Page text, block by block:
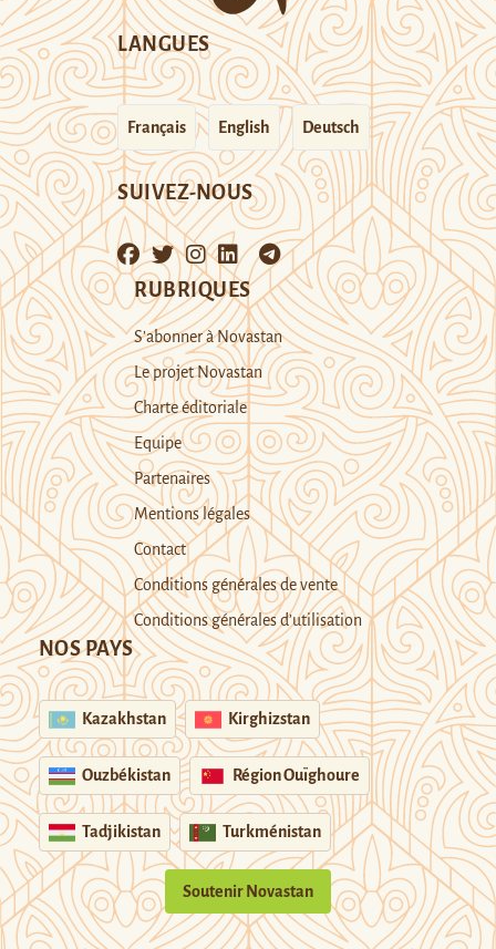
LANGUES
Français English Deutsch
SUIVEZ-NOUS
RUBRIQUES
S’abonner à Novastan
Le projet Novastan
Charte éditoriale
Equipe
Partenaires
Mentions légales
Contact
Conditions générales de vente
Conditions générales d’utilisation
NOS PAYS
Kazakhstan Kirghizstan
Ouzbékistan Région Ouïghoure
Tadjikistan Turkménistan
Soutenir Novastan